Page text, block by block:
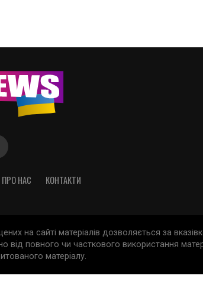
ПРО НАС КОНТАКТИ
на сайті матеріалів дозволяється за
повного чи часткового використання
матеріалу.